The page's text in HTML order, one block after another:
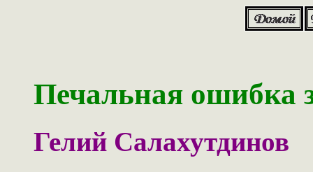
Печальная ошибка
Гелий Салахутдинов